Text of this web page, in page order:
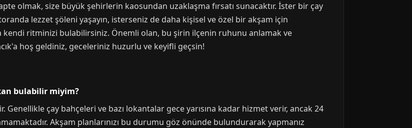
olmak, size büyük şehirlerin kaosundan uzaklaşma fırsatı sunacaktır. İster bir çay
lezzet şöleni yaşayın, isterseniz de daha kişisel ve özel bir akşam için
kendi ritminizi bulabilirsiniz. Önemli olan, bu şirin ilçenin ruhunu anlamak ve
hoş geldiniz, geceleriniz huzurlu ve keyifli geçsin!
bulabilir miyim?
Genellikle çay bahçeleri ve bazı lokantalar gece yarısına kadar hizmet verir, ancak 24
Akşam planlarınızı bu durumu göz önünde bulundurarak yapmanız